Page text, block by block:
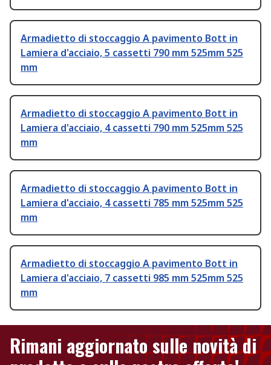
Armadietto di stoccaggio A pavimento Bott in
Lamiera d'acciaio, 5 cassetti 790 mm 525mm 525
mm
Armadietto di stoccaggio A pavimento Bott in
Lamiera d'acciaio, 4 cassetti 790 mm 525mm 525
mm
Armadietto di stoccaggio A pavimento Bott in
Lamiera d'acciaio, 4 cassetti 785 mm 525mm 525
mm
Armadietto di stoccaggio A pavimento Bott in
Lamiera d'acciaio, 7 cassetti 985 mm 525mm 525
mm
Rimani aggiornato sulle novità di